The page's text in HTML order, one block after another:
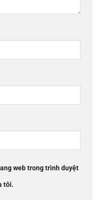
web trong trình duyệt
tôi.